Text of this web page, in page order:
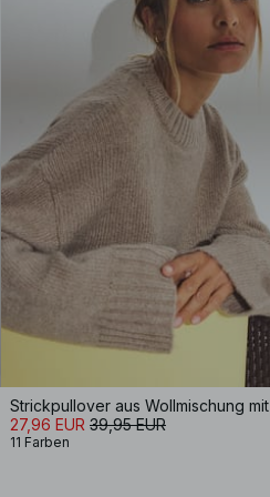
27,96 EUR 39,95 EUR
11 Farben